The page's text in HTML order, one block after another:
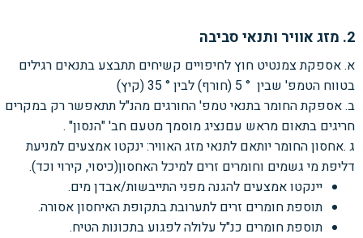
2. מזג אוויר ותנאי סביבה
א. אספקת צמנטיט חוץ לחיפויים קשיחים תתבצע בתנאים רגילים
בטווח הטמפ' שבין ° 5 (חורף) לבין ° 35 (קיץ)
ב. אספקת החומר בתנאי טמפ' החורגים מהנ"ל תתאפשר רק במקרים
חריגים בתאום מראש עםנציג מוסמך מטעם חב' "הנסון" .
ג .אחסון החומר יותאם לתנאי מזג האוויר: ינקטו אמצעים למניעת
דליפת מי גשמים וחומרים זרים למיכל האחסון(כיסוי, קירוי וכד).
יינקטו אמצעים להגנה מפני התייבשות/אבדן מים.
תוספת חומרים זרים לתערובת בתקופת האיחסון אסורה.
תוספת חומרים כנ"ל עלולה לפגוע בתכונות הטיח.